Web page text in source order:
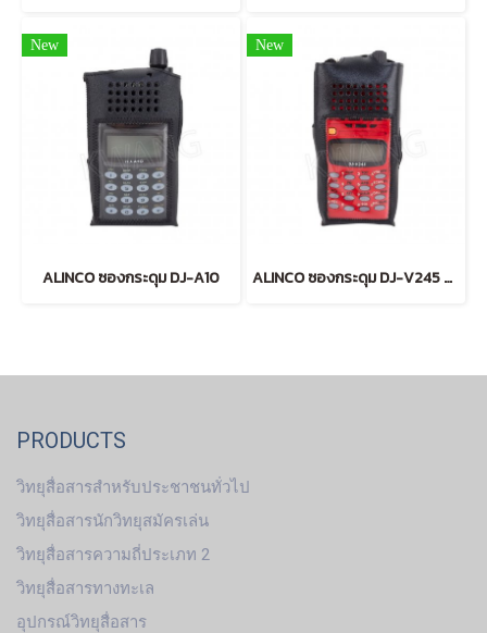
New
ALINCO ซองกระดุม DJ-A10
New
ALINCO ซองกระดุม DJ-V245 แบบบาง
PRODUCTS
วิทยุสื่อสารสำหรับประชาชนทั่วไป
วิทยุสื่อสารนักวิทยุสมัครเล่น
วิทยุสื่อสารความถี่ประเภท 2
วิทยุสื่อสารทางทะเล
อุปกรณ์วิทยุสื่อสาร